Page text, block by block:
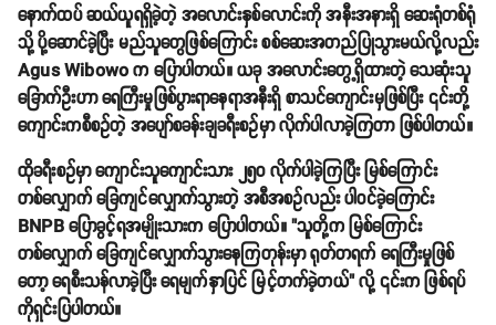
နောက်ထပ် ဆယ်ယူရရှိခဲ့တဲ့ အလောင်းနှစ်လောင်းကို အနီးအနားရှိ ဆေးရုံတစ်ရုံ
သို့ ပို့ဆောင်ခဲ့ပြီး မည်သူတွေဖြစ်ကြောင်း စစ်ဆေးအတည်ပြုသွားမယ်လို့လည်း
Agus Wibowo က ပြောပါတယ်။ ယခု အလောင်းတွေ့ရှိထားတဲ့ သေဆုံးသူ
ခြောက်ဦးဟာ ရေကြီးမှုဖြစ်ပွားရာနေရာအနီးရှိ စာသင်ကျောင်းမှဖြစ်ပြီး ၎င်းတို့
ကျောင်းကစီစဥ်တဲ့ အပျော်စခန်းချခရီးစဥ်မှာ လိုက်ပါလာခဲ့ကြတာ ဖြစ်ပါတယ်။
ထိုခရီးစဥ်မှာ ကျောင်းသူကျောင်းသား ၂၅၀ လိုက်ပါခဲ့ကြပြီး မြစ်ကြောင်း
တစ်လျှောက် ခြေကျင်လျှောက်သွားတဲ့ အစီအစဥ်လည်း ပါဝင်ခဲ့ကြောင်း
BNPB ပြောခွင့်ရအမျိုးသားက ပြောပါတယ်။ "သူတို့က မြစ်ကြောင်း
တစ်လျှောက် ခြေကျင်လျှောက်သွားနေကြတုန်းမှာ ရုတ်တရက် ရေကြီးမှုဖြစ်
တော့ ရေစီးသန်လာခဲ့ပြီး ရေမျက်နှာပြင် မြင့်တက်ခဲ့တယ်" လို့ ၎င်းက ဖြစ်ရပ်
ကိုရှင်းပြပါတယ်။